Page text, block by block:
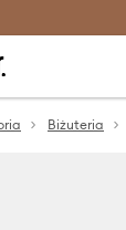
z Answear Club >
Biżuteria